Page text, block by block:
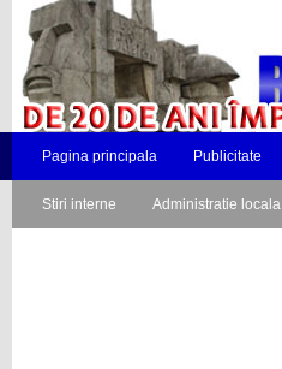
Pagina principala Publicitate
Stiri interne Administratie locala